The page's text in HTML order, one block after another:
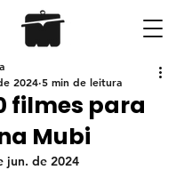
filmes para
Mubi
2024 5 min de leitura
jun. de 2024